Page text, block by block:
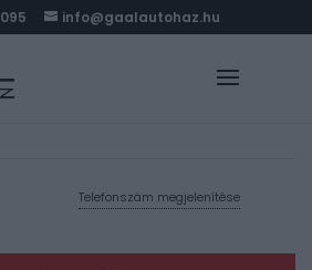
info@gaalautohaz.hu
Telefonszám megjelenítése